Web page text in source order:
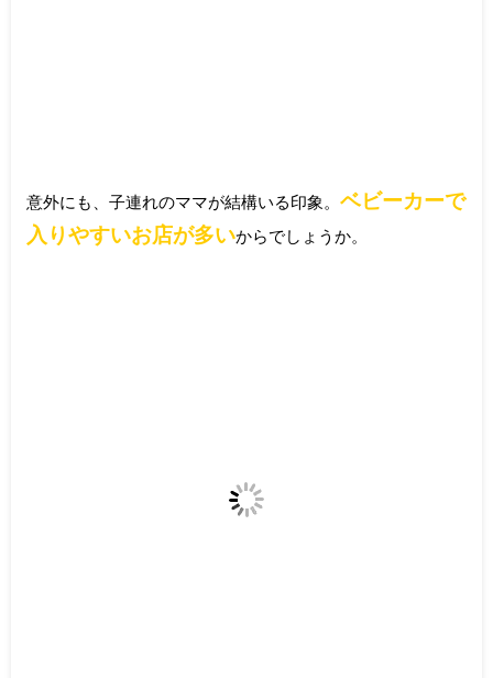
意外にも、子連れのママが結構いる印象。 ベビーカーで
入りやすいお店が多いからでしょうか。